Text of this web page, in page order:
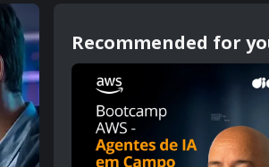
Recommended for